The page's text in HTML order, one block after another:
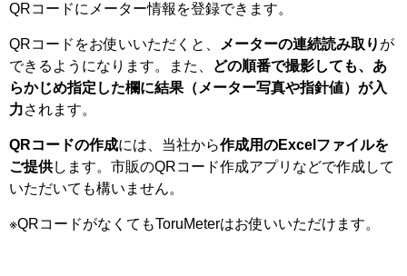
QRコードにメーター情報を登録できます。
QRコードをお使いいただくと、 メーターの連続読み取り が
できるようになります。また、
どの順番で撮影しても、あ
らかじめ指定した欄に結果（メーター写真や指針値）が入
力されます。
QRコードの作成には、当社から作成用のExcelファイルを
ご提供します。市販のQRコード作成アプリなどで作成して
いただいても構いません。
※QRコードがなくてもToruMeterはお使いいただけます。